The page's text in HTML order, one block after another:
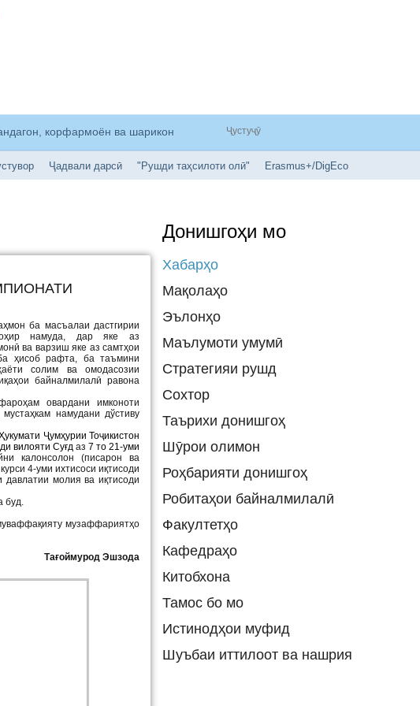
корфармоён ва шарикон
Ҷадвали дарсӣ "Рушди таҳсилоти олӣ" Erasmus+/DigEco
Донишгоҳи мо
Хабарҳо
Мақолаҳо
Эълонҳо
Маълумоти умумӣ
Стратегияи рушд
Сохтор
Таърихи донишгоҳ
Шӯрои олимон
Роҳбарияти донишгоҳ
Робитаҳои байналмилалӣ
Факултетҳо
Кафедраҳо
Китобхона
Тамос бо мо
Истинодҳои муфид
Шуъбаи иттилоот ва нашрия
ба масъалаи дастгирии
намуда, дар яке аз
ва варзиш яке аз самтҳои
ҳисоб рафта, ба таъмини
солим ва омодасозии
байналмилалӣ равона
овардани имконоти
намудани дўстиву
Ҷумҳурии Тоҷикистон
вилояти Суғд аз 7 то 21-уми
калонсолон (писарон ва
4-уми ихтисоси иқтисоди
молия ва иқтисоди
буд.
музаффариятҳо
Тағоймурод Эшзода